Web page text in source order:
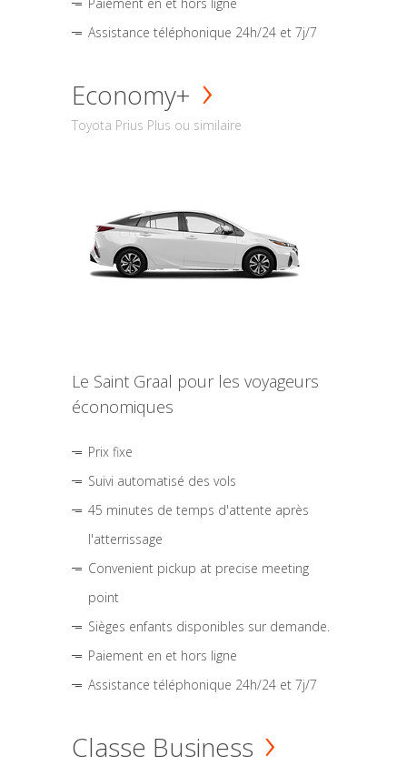
Assistance téléphonique 24h/24 et 7j/7
Economy+
Toyota Prius Plus ou similaire
Le Saint Graal pour les voyageurs
économiques
Prix fixe
Suivi automatisé des vols
45 minutes de temps d'attente après
l'atterrissage
Convenient pickup at precise meeting
point
Sièges enfants disponibles sur demande.
Paiement en et hors ligne
Assistance téléphonique 24h/24 et 7j/7
Classe Business